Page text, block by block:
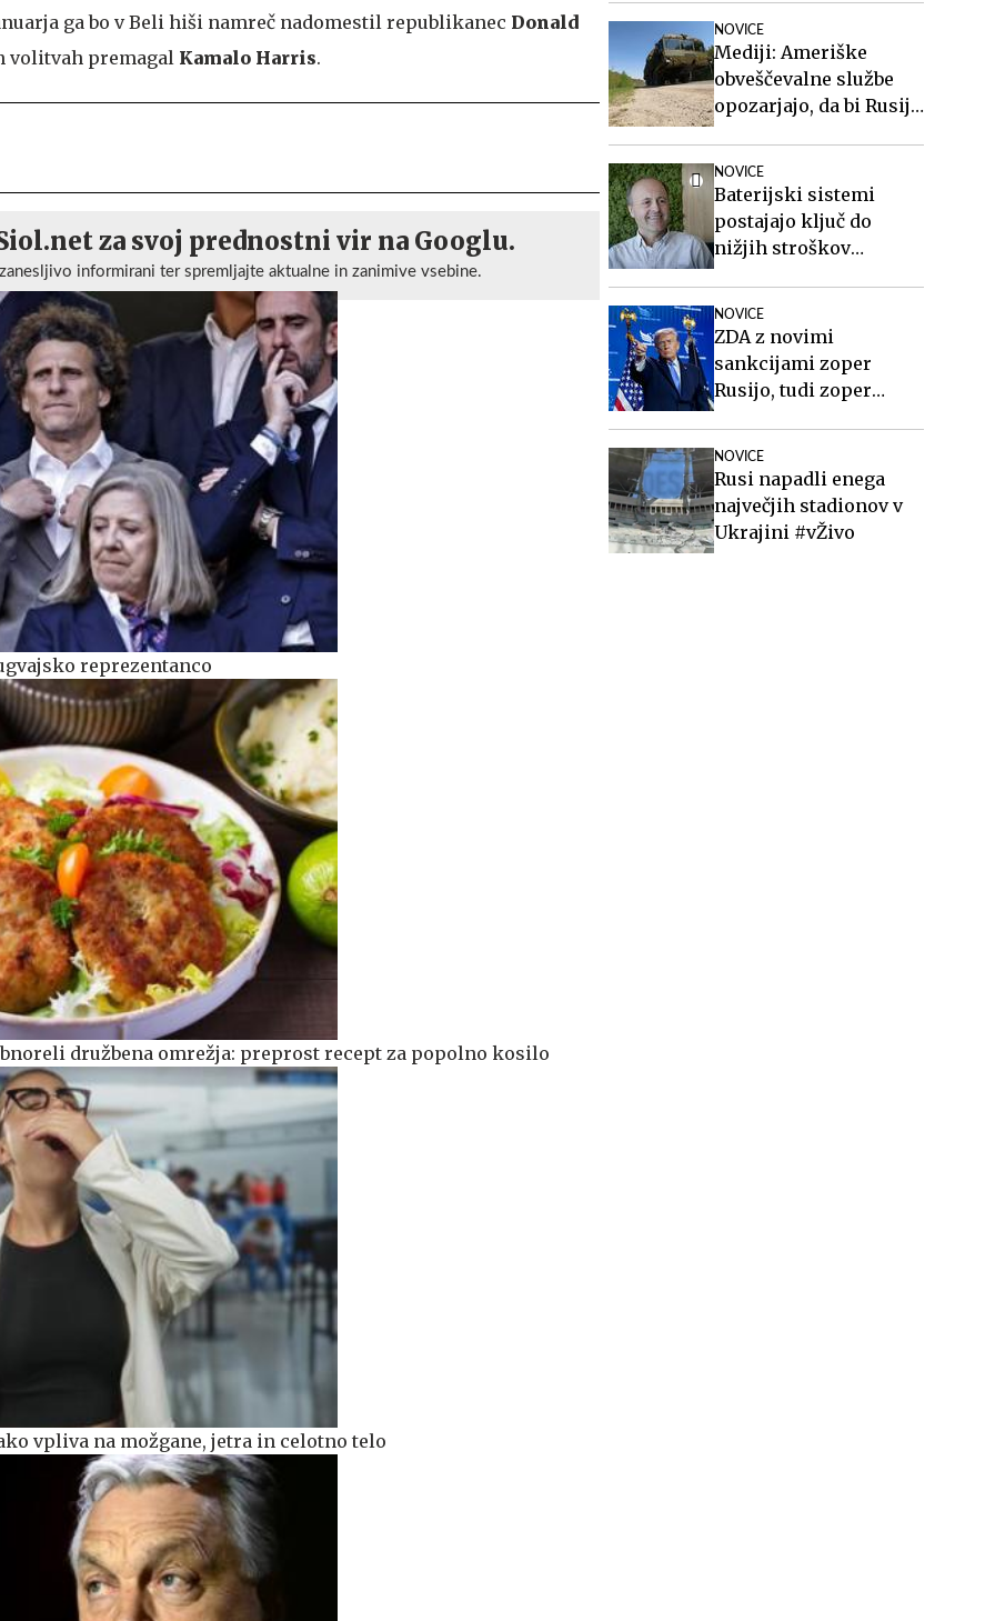
ga bo v Beli hiši namreč nadomestil republikanec Donald
volitvah premagal Kamalo Harris.
za svoj prednostni vir na Googlu.
informirani ter spremljajte aktualne in zanimive vsebine.
reprezentanco
družbena omrežja: preprost recept za popolno kosilo
vpliva na možgane, jetra in celotno telo
NOVICE
Mediji: Ameriške
obveščevalne službe
opozarjajo, da bi Rusija
NOVICE
Baterijski sistemi
postajajo ključ do
nižjih stroškov
NOVICE
ZDA z novimi
sankcijami zoper
Rusijo, tudi zoper
NOVICE
Rusi napadli enega
največjih stadionov v
Ukrajini #vŽivo